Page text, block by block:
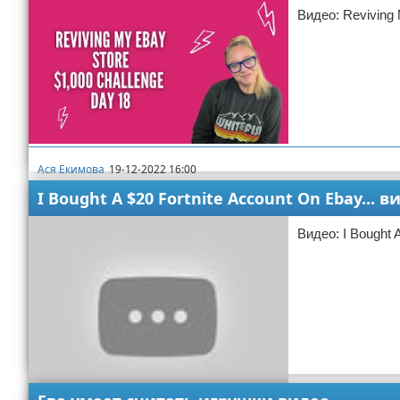
Видео: Reviving
Ася Екимова 19-12-2022 16:00
ebay
I Bought A $20 Fortnite Account On Ebay...
Видео: I Bought